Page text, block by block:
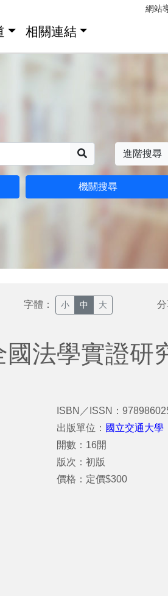
網站
相關連結
進階搜尋
機關搜尋
字體： 小 中 大 分
法學實證研
ISBN／ISSN：
出版單位： 國立交通大學
開數：16開
版次：初版
價格：定價$300